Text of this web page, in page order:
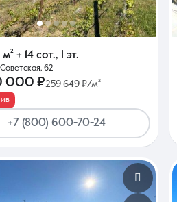
м² + 14 сот., 1 эт.
62
000 ₽259 649 ₽/м²
+7 (800) 600-70-24